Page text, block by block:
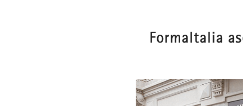
FormaItalia